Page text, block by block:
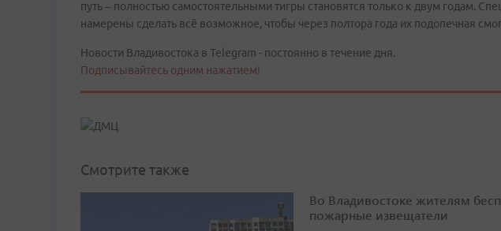
путь – полностью самостоятельными тигры становятся только к двум годам.
намерены сделать всё возможное, чтобы через полтора года их подопечная
Новости Владивостока в Telegram - постоянно в течение дня.
Подписывайтесь одним нажатием!
Смотрите также
Во Владивостоке жителям
пожарные извещатели